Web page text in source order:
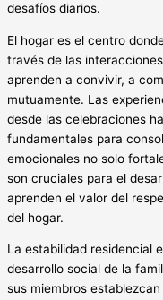
desafíos diarios.
El hogar es el centro
través de las
aprenden a convivir, a
mutuamente. Las
desde las celebraciones
fundamentales para
emocionales no solo
son cruciales para el
aprenden el valor del
del hogar.
La estabilidad residencial
desarrollo social de la
sus miembros